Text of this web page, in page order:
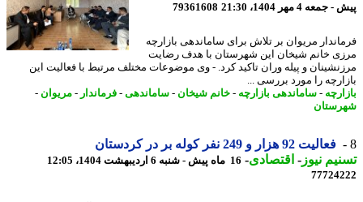
4 مهر 1404، 21:30
79361608
مریوان بر تلاش برای ساماندهی بازارچه
خانم شیخان این شهرستان با هدف رضایت
و پیله وران تاکید کرد. - وی موضوعات مختلف مرتبط با فعالیت این
را مورد بررسی ...
-ساماندهی بازارچه -خانم شیخان-ساماندهی-فرماندار-مریوان -
فعالیت 92 هزار و 249 نفر کوله بر در کردستان
نیوز-اقتصادی-16 ماه پیش - شنبه 6 اردیبهشت 1404، 12:05